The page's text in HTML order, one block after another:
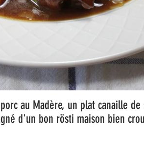
au Madère, un plat canaille de
d'un bon rösti maison bien